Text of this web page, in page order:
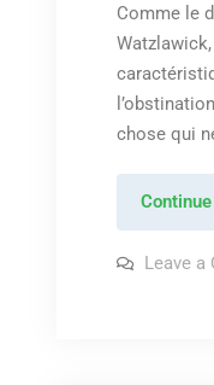
Comme le
chose qui
Leave a